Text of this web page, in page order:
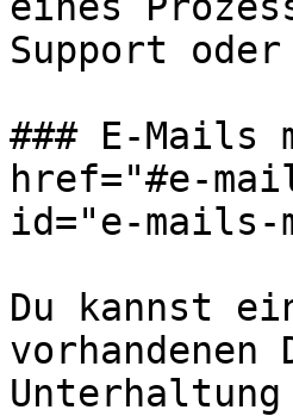
Support
### E-Mails
href="#e-
id="e-mails-
Du kannst
Unterhaltung